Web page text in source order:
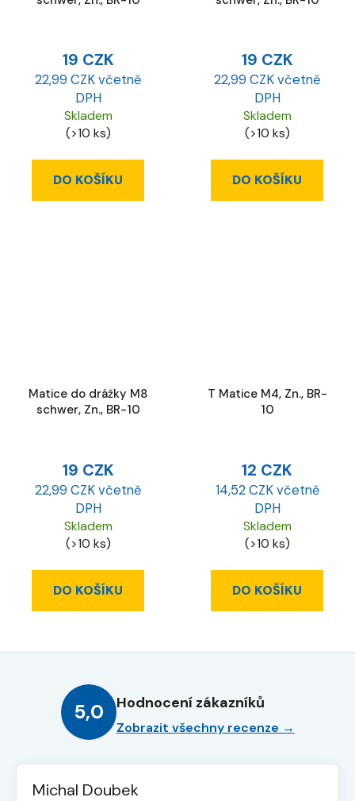
19 CZK
22,99 CZK včetně
DPH
Skladem
(>10 ks)
DO KOŠÍKU
19 CZK
22,99 CZK včetně
DPH
Skladem
(>10 ks)
DO KOŠÍKU
Matice do drážky M8
schwer, Zn., BR-10
19 CZK
22,99 CZK včetně
DPH
Skladem
(>10 ks)
DO KOŠÍKU
T Matice M4, Zn., BR-
10
12 CZK
14,52 CZK včetně
DPH
Skladem
(>10 ks)
DO KOŠÍKU
5,0 Hodnocení zákazníků
Zobrazit všechny recenze →
Michal Doubek